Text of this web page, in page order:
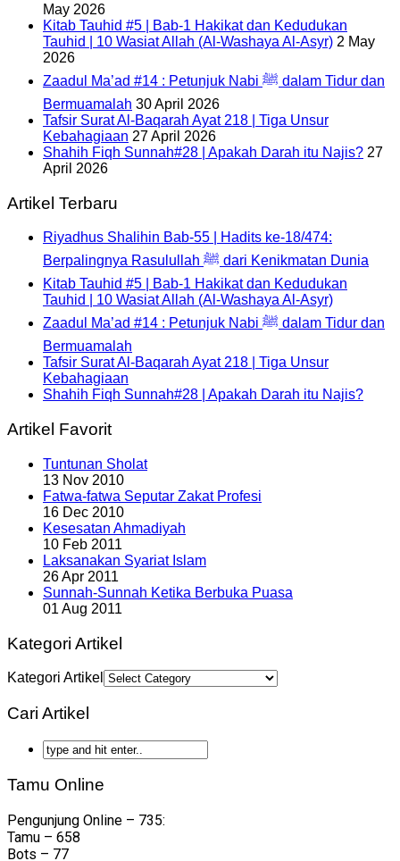
May 2026
Kitab Tauhid #5 | Bab-1 Hakikat dan Kedudukan
Tauhid | 10 Wasiat Allah (Al-Washaya Al-Asyr) 2 May
2026
Zaadul Ma’ad #14 : Petunjuk Nabi ﷺ dalam Tidur dan
Bermuamalah 30 April 2026
Tafsir Surat Al-Baqarah Ayat 218 | Tiga Unsur
Kebahagiaan 27 April 2026
Shahih Fiqh Sunnah#28 | Apakah Darah itu Najis? 27
April 2026
Artikel Terbaru
Riyadhus Shalihin Bab-55 | Hadits ke-18/474:
Berpalingnya Rasulullah ﷺ dari Kenikmatan Dunia
Kitab Tauhid #5 | Bab-1 Hakikat dan Kedudukan
Tauhid | 10 Wasiat Allah (Al-Washaya Al-Asyr)
Zaadul Ma’ad #14 : Petunjuk Nabi ﷺ dalam Tidur dan
Bermuamalah
Tafsir Surat Al-Baqarah Ayat 218 | Tiga Unsur
Kebahagiaan
Shahih Fiqh Sunnah#28 | Apakah Darah itu Najis?
Artikel Favorit
Tuntunan Sholat
13 Nov 2010
Fatwa-fatwa Seputar Zakat Profesi
16 Dec 2010
Kesesatan Ahmadiyah
10 Feb 2011
Laksanakan Syariat Islam
26 Apr 2011
Sunnah-Sunnah Ketika Berbuka Puasa
01 Aug 2011
Kategori Artikel
Kategori Artikel
Cari Artikel
Tamu Online
Pengunjung Online – 735:
Tamu – 658
Bots – 77